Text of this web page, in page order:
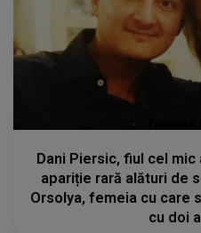
Dani Piersic, fiul cel mic
apariție rară alături de
Orsolya, femeia cu care
cu doi